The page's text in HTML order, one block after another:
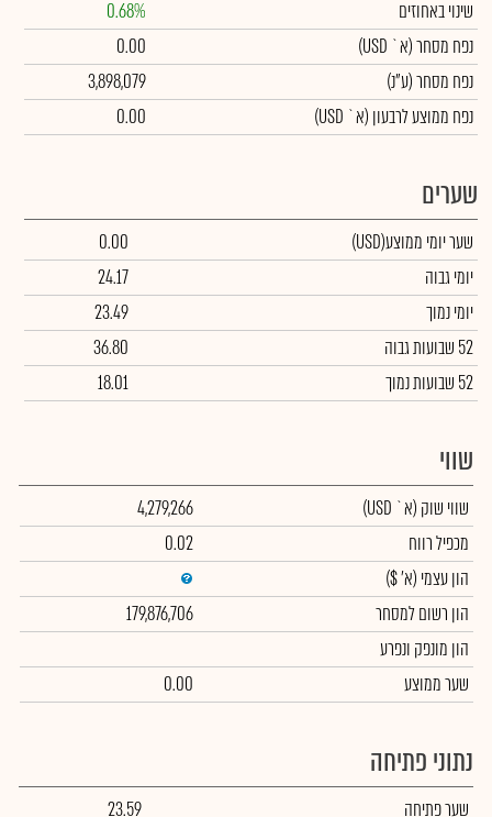
שינוי באחוזים
0.68%
נפח מסחר(א` USD)
0.00
נפח מסחר(ע"נ)
3,898,079
נפח ממוצע לרבעון (א` USD)
0.00
שערים
שער יומי ממוצע(USD)
0.00
יומי גבוה
24.17
יומי נמוך
23.49
52 שבועות גבוה
36.80
52 שבועות נמוך
18.01
שווי
שווי שוק (א` USD)
4,279,266
מכפיל רווח
0.02
הון עצמי (א' $)
הון רשום למסחר
179,876,706
הון מונפק ונפרע
שער ממוצע
0.00
נתוני פתיחה
שער פתיחה 23.59